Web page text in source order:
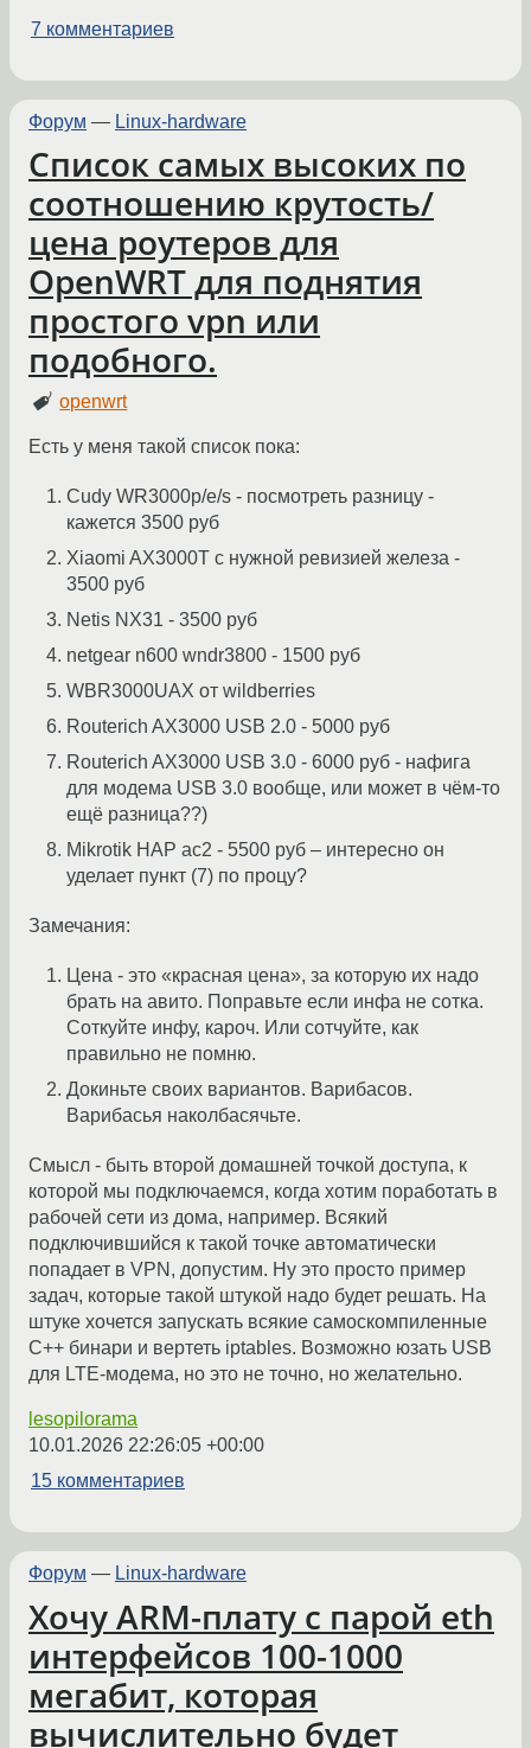
7 комментариев
Форум — Linux-hardware
Список самых высоких по
соотношению крутость/
цена роутеров для
OpenWRT для поднятия
простого vpn или
подобного.
openwrt
Есть у меня такой список пока:
Cudy WR3000p/e/s - посмотреть разницу -
кажется 3500 руб
Xiaomi AX3000T с нужной ревизией железа -
3500 руб
Netis NX31 - 3500 руб
netgear n600 wndr3800 - 1500 руб
WBR3000UAX от wildberries
Routerich AX3000 USB 2.0 - 5000 руб
Routerich AX3000 USB 3.0 - 6000 руб - нафига
для модема USB 3.0 вообще, или может в чём-то
ещё разница??)
Mikrotik HAP ac2 - 5500 руб – интересно он
уделает пункт (7) по процу?
Замечания:
Цена - это «красная цена», за которую их надо
брать на авито. Поправьте если инфа не сотка.
Соткуйте инфу, кароч. Или сотчуйте, как
правильно не помню.
Докиньте своих вариантов. Варибасов.
Варибасья наколбасячьте.
Смысл - быть второй домашней точкой доступа, к
которой мы подключаемся, когда хотим поработать в
рабочей сети из дома, например. Всякий
подключившийся к такой точке автоматически
попадает в VPN, допустим. Ну это просто пример
задач, которые такой штукой надо будет решать. На
штуке хочется запускать всякие самоскомпиленные
C++ бинари и вертеть iptables. Возможно юзать USB
для LTE-модема, но это не точно, но желательно.
lesopilorama
10.01.2026 22:26:05 +00:00
15 комментариев
Форум — Linux-hardware
Хочу ARM-плату с парой eth
интерфейсов 100-1000
мегабит, которая
вычислительно будет